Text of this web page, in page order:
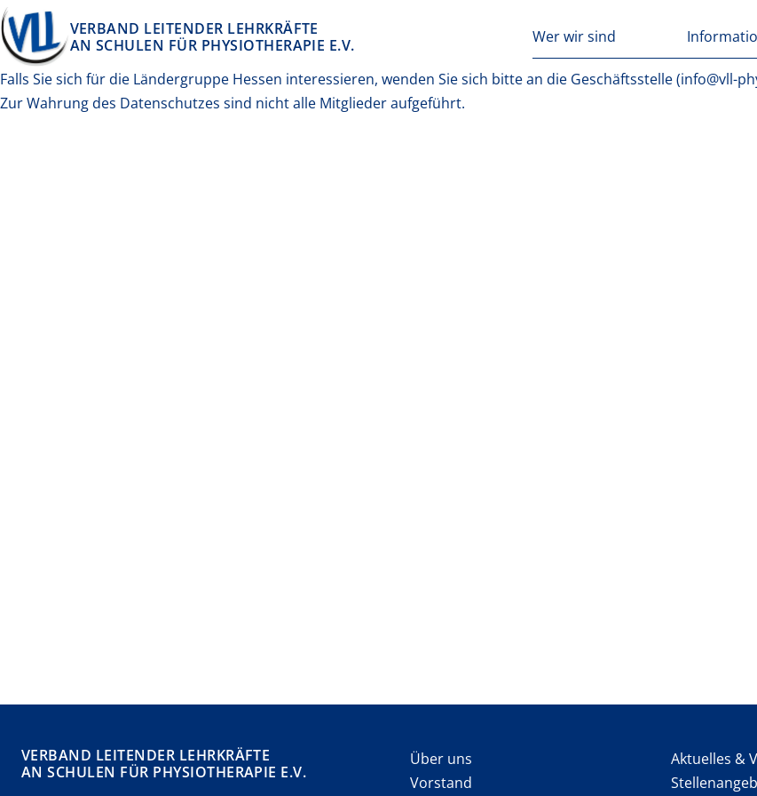
Springe zum Inhalt
VERBAND LEITENDER LEHRKRÄFTE
AN SCHULEN FÜR PHYSIOTHERAPIE E.V.
Wer wir sind
Falls Sie sich für die Ländergruppe Hessen interessieren, wenden Sie sich bitte an die Geschäftsstelle (info@vll-
Zur Wahrung des Datenschutzes sind nicht alle Mitglieder aufgeführt.
VERBAND LEITENDER LEHRKRÄFTE
AN SCHULEN FÜR PHYSIOTHERAPIE E.V.
Über uns
Vorstand
Aktuelles &